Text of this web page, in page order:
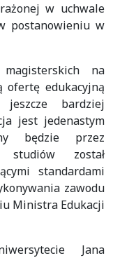
w uchwale
postanowieniu w
na
ofertę edukacyjną
bardziej
jest jedenastym
będzie przez
studiów został
standardami
zawodu
Ministra Edukacji
Jana